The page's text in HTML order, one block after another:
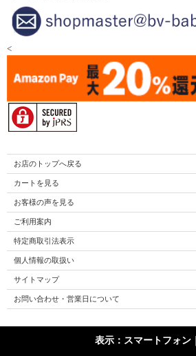
<
お店のトップへ戻る
カートを見る
お客様の声を見る
ご利用案内
特定商取引法表示
個人情報の取扱い
サイトマップ
お問い合わせ・営業日について
表示：スマートフォン｜